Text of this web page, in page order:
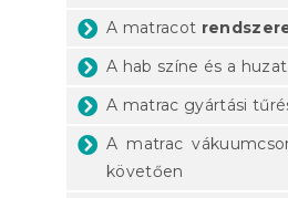
A matracot
A hab színe és a
A matrac gyártási
A matrac
követően